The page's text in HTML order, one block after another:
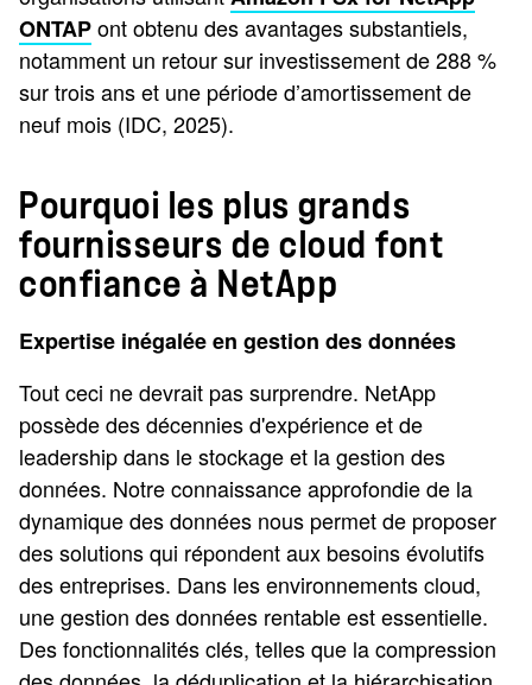
ONTAPont obtenu des avantages substantiels,
notamment un retour sur investissement de 288 %
sur trois ans et une période d’amortissement de
neuf mois (IDC, 2025).
Pourquoi les plus grands
fournisseurs de cloud font
confiance à NetApp
Expertise inégalée en gestion des données
Tout ceci ne devrait pas surprendre. NetApp
possède des décennies d'expérience et de
leadership dans le stockage et la gestion des
données. Notre connaissance approfondie de la
dynamique des données nous permet de proposer
des solutions qui répondent aux besoins évolutifs
des entreprises. Dans les environnements cloud,
une gestion des données rentable est essentielle.
Des fonctionnalités clés, telles que la compression